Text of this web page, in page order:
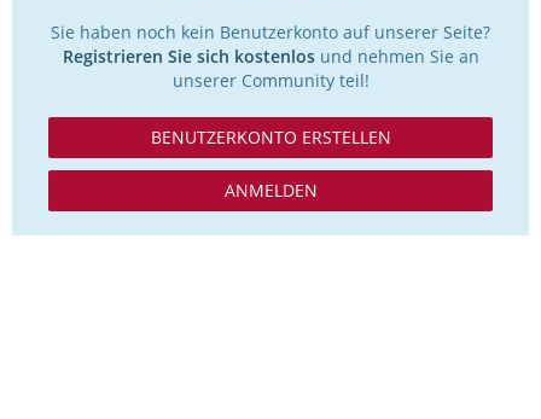
Sie haben noch kein Benutzerkonto auf unserer Seite?
Registrieren Sie sich kostenlosund nehmen Sie an
unserer Community teil!
BENUTZERKONTO ERSTELLEN
ANMELDEN